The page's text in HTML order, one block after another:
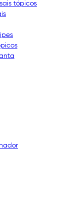
tópicos